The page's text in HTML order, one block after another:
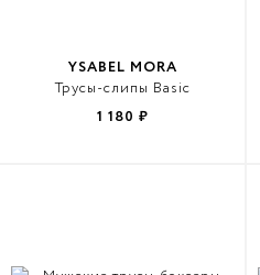
YSABEL MORA
Трусы-слипы Basic
1 180 ₽